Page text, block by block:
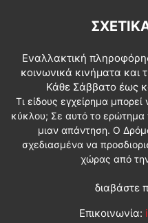
Εναλλακτική
κοινωνικά κινήματα και
Κάθε Σάββατο έως
Τι είδους εγχείρημα
κύκλου; Σε αυτό το ερώτημα
μιαν απάντηση. Ο
σχεδιασμένα να
χώρας από
διαβάστε
Επικοινωνία: